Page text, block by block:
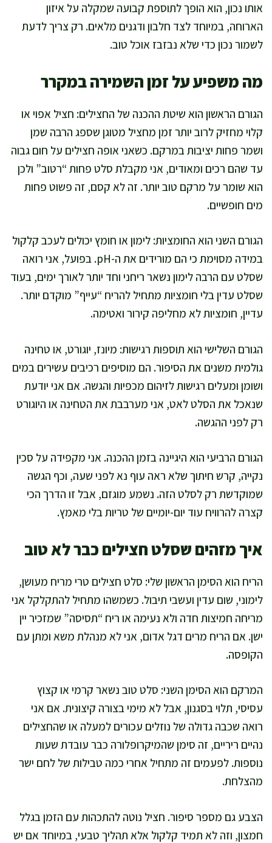
אותו נכון, הוא הופך לתוספת קבועה שמקלה על איזון
הארוחה, במיוחד לצד חלבון ודגנים מלאים. רק צריך לדעת
לשמור נכון כדי שלא נבזבז אוכל טוב.
מה משפיע על זמן השמירה במקרר
הגורם הראשון הוא שיטת ההכנה של החצילים: חציל אפוי או
קלוי מחזיק לרוב יותר זמן מחציל מטוגן שספג הרבה שמן
ושמר פחות יציבות במרקם. כשאני אופה חצילים על חום גבוה
עד שהם רכים ומאודים, אני מקבלת סלט פחות “רטוב” ולכן
הוא שומר על מרקם טוב יותר. זה לא קסם, זה פשוט פחות
מים חופשיים.
הגורם השני הוא החומציות: לימון או חומץ יכולים לעכב קלקול
במידה מסוימת כי הם מורידים את ה-pH. בפועל, אני רואה
שסלט עם הרבה לימון נשאר ריחני וחד יותר לאורך ימים, בעוד
שסלט עדין בלי חומציות מתחיל להריח “עייף” מוקדם יותר.
עדיין, חומציות לא מחליפה קירור ואטימה.
הגורם השלישי הוא תוספות רגישות: מיונז, יוגורט, או טחינה
גולמית משנים את הסיפור. הם מוסיפים רכיבים עשירים במים
ושומן ומעלים רגישות לזיהום מכפיות והגשה. אם אני יודעת
שנאכל את הסלט לאט, אני מערבבת את הטחינה או היוגורט
רק לפני ההגשה.
הגורם הרביעי הוא היגיינה בזמן ההכנה. אני מקפידה על סכין
נקייה, קרש חיתוך שלא ראה עוף נא לפני שעה, וכף הגשה
שמוקדשת רק לסלט הזה. נשמע מוגזם, אבל זו הדרך הכי
קצרה להרוויח עוד יום-יומיים של טריות בלי מאמץ.
איך מזהים שסלט חצילים כבר לא טוב
הריח הוא הסימן הראשון שלי: סלט חצילים טרי מריח מעושן,
לימוני, שום עדין ועשבי תיבול. כשמשהו מתחיל להתקלקל אני
מריחה חמיצות חדה ולא נעימה או ריח “תסיסה” שמזכיר יין
ישן. אם הריח מרים דגל אדום, אני לא מנהלת משא ומתן עם
הקופסה.
המרקם הוא הסימן השני: סלט טוב נשאר קרמי או קצוץ
עסיסי, תלוי בסגנון, אבל לא מימי בצורה קיצונית. אם אני
רואה שכבה גדולה של נוזלים עכורים למעלה או שהחצילים
נהיים ריריים, זה סימן שהמיקרופלורה כבר עובדת שעות
נוספות. לפעמים זה מתחיל אחרי כמה טבילות של לחם ישר
מהצלחת.
הצבע גם מספר סיפור. חציל נוטה להתכהות עם הזמן בגלל
חמצון, וזה לא תמיד קלקול אלא תהליך טבעי, במיוחד אם יש